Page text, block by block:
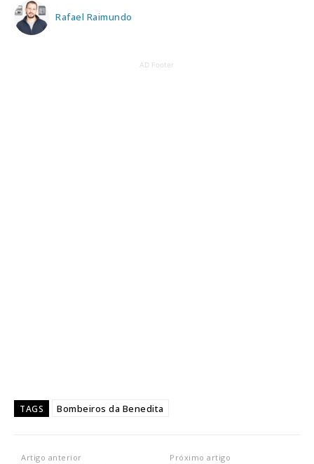
Rafael Raimundo
AD Footer
TAGS Bombeiros da Benedita
Artigo anterior Próximo artigo